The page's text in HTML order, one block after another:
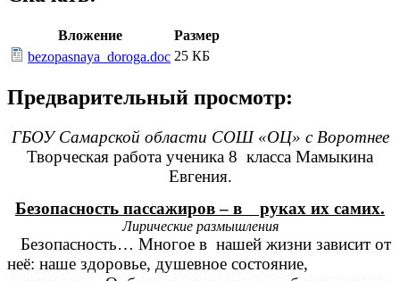
Вложение
Размер
bezopasnaya_doroga.doc 25 КБ
Предварительный просмотр:
ГБОУ Самарской области СОШ «ОЦ» с Воротнее
Творческая работа ученика 8 класса Мамыкина
Евгения.
Безопасность пассажиров – в руках их самих.
Лирические размышления
Безопасность… Многое в нашей жизни зависит от
неё: наше здоровье, душевное состояние,